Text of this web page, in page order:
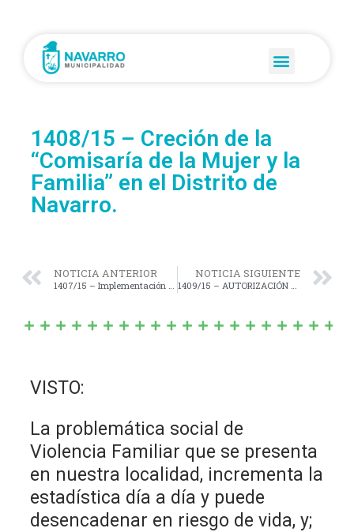
1408/15 – Creción de la
“Comisaría de la Mujer y la
Familia” en el Distrito de
Navarro.
NOTICIA ANTERIOR
1407/15 – Implementación del Programa «Lotes con Servicios previsto en la Ley Nº 14.449 y su reglamentación aprobada por el Decreto Nº 1.062/13».
NOTICIA SIGUIENTE
1409/15 – AUTORIZACIÓN para transferir los Derechos que ejerce la Firma NAVAGÁN S.R.L. sobre los inmuebles denominados catastralmente como: Circunscripción IX; Sección A; Chacra A; Parcelas 12 y 13 a favor de los Sres. Gastón Emanuel Tieri; Rodrigo Damián Tieri y Marcos Mauricio Tieri.
VISTO:
La problemática social de
Violencia Familiar que se presenta
en nuestra localidad, incrementa la
estadística día a día y puede
desencadenar en riesgo de vida, y;